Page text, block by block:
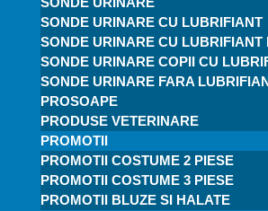
SONDE URINARE CU LUBRIFIANT
SONDE URINARE CU LUBRIFIANT
SONDE URINARE COPII CU
SONDE URINARE FARA
PROSOAPE
PRODUSE VETERINARE
PROMOTII
PROMOTII COSTUME 2 PIESE
PROMOTII COSTUME 3 PIESE
PROMOTII BLUZE SI HALATE